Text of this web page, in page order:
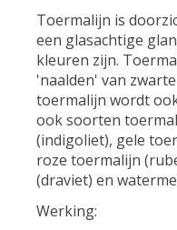
Toermalijn is
een glasachtige
kleuren zijn.
'naalden' van
toermalijn wordt
ook soorten
(indigoliet), gele
roze toermalijn
(draviet) en
Werking: